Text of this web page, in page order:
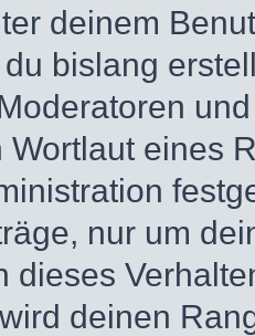
deinem
bislang
Wortlaut eines
nur um
dieses
deinen